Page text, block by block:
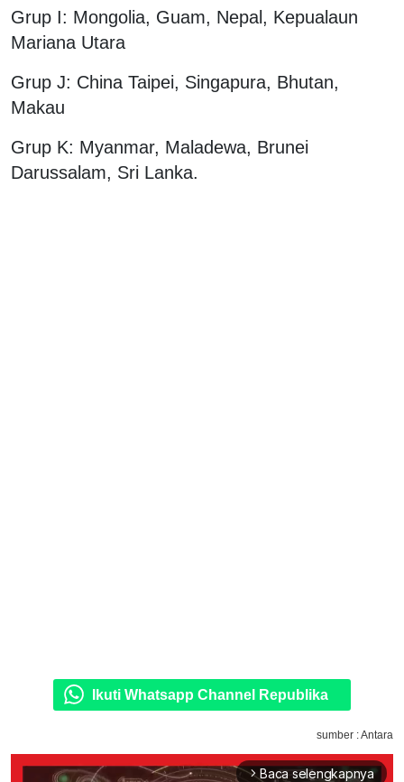
Grup I: Mongolia, Guam, Nepal, Kepualaun
Mariana Utara
Grup J: China Taipei, Singapura, Bhutan,
Makau
Grup K: Myanmar, Maladewa, Brunei
Darussalam, Sri Lanka.
Ikuti Whatsapp Channel Republika
sumber : Antara
arrow_forward_ios Baca selengkapnya